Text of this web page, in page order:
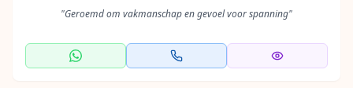
"Geroemd om vakmanschap en gevoel voor spanning"